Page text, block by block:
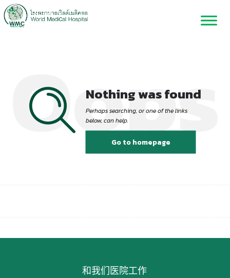
Oops
Nothing was found
Perhaps searching, or one of the links
below, can help.
Go to homepage
和我们医院工作